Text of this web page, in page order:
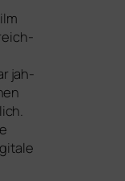
jah­